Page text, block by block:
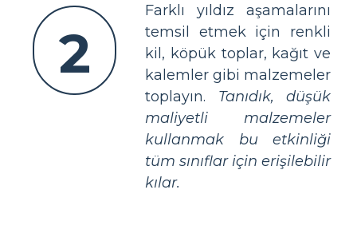
2
Farklı yıldız aşamalarını
temsil etmek için renkli
kil, köpük toplar, kağıt ve
kalemler gibi malzemeler
toplayın. Tanıdık, düşük
maliyetli malzemeler
kullanmak bu etkinliği
tüm sınıflar için erişilebilir
kılar.